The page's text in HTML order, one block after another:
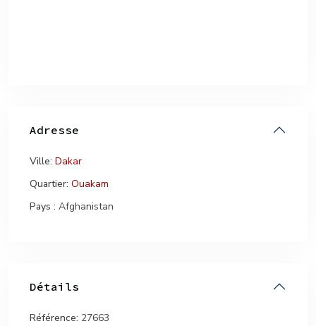
Adresse
Ville: Dakar
Quartier: Ouakam
Pays : Afghanistan
Détails
Référence: 27663